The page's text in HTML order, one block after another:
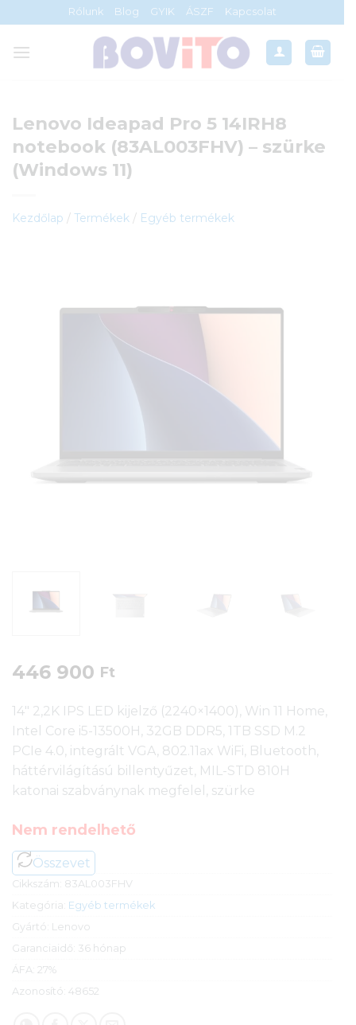
to
content
Rólunk Blog GYIK ÁSZF Kapcsolat
Lenovo Ideapad Pro 5 14IRH8
notebook (83AL003FHV) – szürke
(Windows 11)
Kezdőlap / Termékek / Egyéb termékek
446 900 Ft
14″ 2,2K IPS LED kijelző (2240×1400), Win 11 Home,
Intel Core i5-13500H, 32GB DDR5, 1TB SSD M.2
PCIe 4.0, integrált VGA, 802.11ax WiFi, Bluetooth,
háttérvilágítású billentyűzet, MIL-STD 810H
katonai szabványnak megfelel, szürke
Nem rendelhető
Összevet
Cikkszám: 83AL003FHV
Kategória: Egyéb termékek
Gyártó: Lenovo
Garanciaidő: 36 hónap
ÁFA: 27%
Azonosító: 48652